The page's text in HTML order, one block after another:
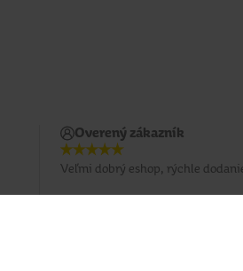
Overený zákazník
Veľmi dobrý eshop, rýchle